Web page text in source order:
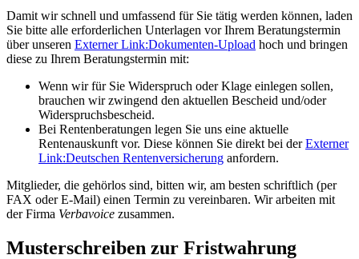
Damit wir schnell und umfassend für Sie tätig werden können, laden
Sie bitte alle erforderlichen Unterlagen vor Ihrem Beratungstermin
über unseren Externer Link:Dokumenten-Upload hoch und bringen
diese zu Ihrem Beratungstermin mit:
Wenn wir für Sie Widerspruch oder Klage einlegen sollen,
brauchen wir zwingend den aktuellen Bescheid und/oder
Widerspruchsbescheid.
Bei Rentenberatungen legen Sie uns eine aktuelle
Rentenauskunft vor. Diese können Sie direkt bei derExterner
Link:Deutschen Rentenversicherung anfordern.
Mitglieder, die gehörlos sind, bitten wir, am besten schriftlich (per
FAX oder E-Mail) einen Termin zu vereinbaren. Wir arbeiten mit
der Firma Verbavoice zusammen.
Musterschreiben zur Fristwahrung